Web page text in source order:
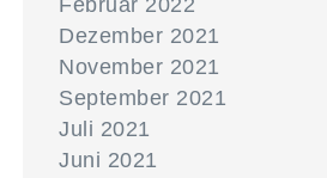
Februar 2022
Dezember 2021
November 2021
September 2021
Juli 2021
Juni 2021